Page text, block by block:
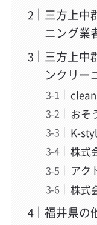
三方上中
ニング業
三方上中
ンクリー
おそ
K-
株式
アク
株式
福井県の